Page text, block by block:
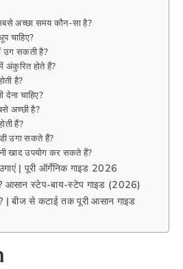
अच्छा समय कौन-सा है?
चाहिए?
उग सकती है?
अंकुरित होते हैं?
है?
देना चाहिए?
अच्छी है?
हैं?
उगा सकते हैं?
खाद उपयोग कर सकते हैं?
| पूरी ऑर्गेनिक गाइड 2026
आसान स्टेप-बाय-स्टेप गाइड (2026)
| बीज से कटाई तक पूरी आसान गाइड